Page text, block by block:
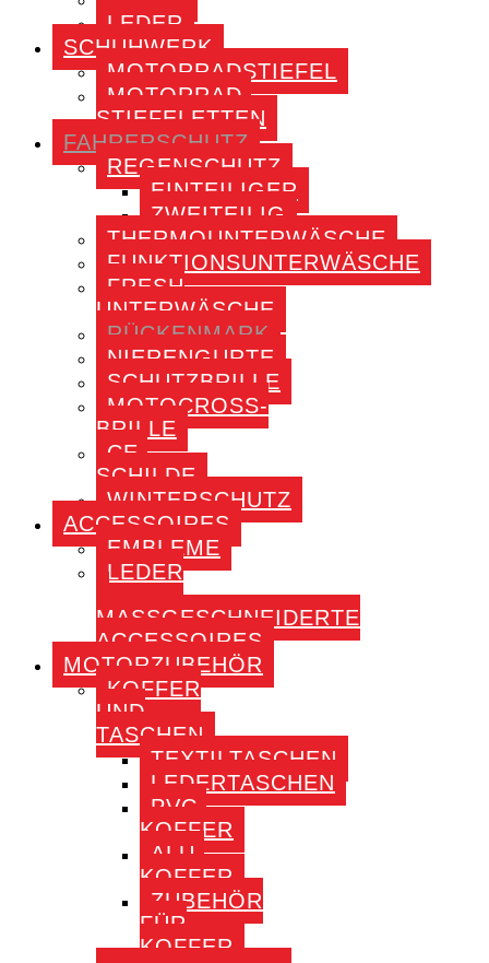
LEDER
SCHUHWERK
MOTORRADSTIEFEL
MOTORRAD-
STIEFELETTEN
FAHRERSCHUTZ
REGENSCHUTZ
EINTEILIGER
ZWEITEILIG
THERMOUNTERWÄSCHE
FUNKTIONSUNTERWÄSCHE
FRESH
UNTERWÄSCHE
RÜCKENMARK
NIERENGURTE
SCHUTZBRILLE
MOTOCROSS-
BRILLE
CE-
SCHILDE
WINTERSCHUTZ
ACCESSOIRES
EMBLEME
LEDER
MASSGESCHNEIDERTE A
CCESSOIRES
MOTORZUBEHÖR
KOFFER
UND
TASCHEN
TEXTILTASCHEN
LEDERTASCHEN
PVC-
KOFFER
ALU-
KOFFER
ZUBEHÖR
FÜR
KOFFER